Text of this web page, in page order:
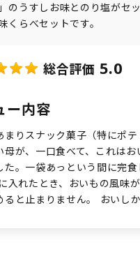
のうすしお味とのり塩がセ
くらべセットです。
総合評価 5.0
ー内容
まりスナック菓子（特にポ
母が、一口食べて、これはお
た。一袋あっという間に完
入れたとき、おいもの風味が
ると止まりません。 おいし